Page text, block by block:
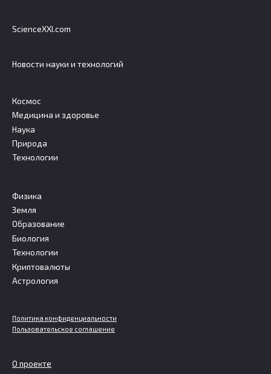
ScienceXXI.com
Новости науки и технологий
Космос
Медицина и здоровье
Наука
Природа
Технологии
Физика
Земля
Образование
Биология
Технологии
Криптовалюты
Астрология
Политика конфиденциальности
Пользовательское соглашение
О проекте